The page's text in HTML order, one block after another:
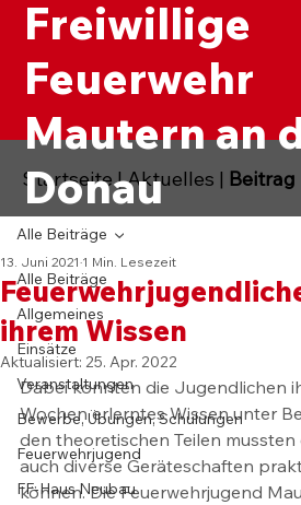
Freiwillige
Feuerwehr
Mautern an
Donau
Alle Beiträge
Allgemeines
Einsätze
Veranstaltungen
Bewerbe, Übungen, Schulungen
Feuerwehrjugend
FF-Haus Neubau
Alle Beiträge
ihrem Wissen
13. Juni 2021 1 Min. Lesezeit
Aktualisiert: 25. Apr. 2022
Dabei konnten die Jugendlichen
Wochen erlerntes Wissen unter
den theoretischen Teilen
auch diverse Geräteschaften
können. Die Feuerwehrjugend
Startseite|Aktuelles | Beitrag